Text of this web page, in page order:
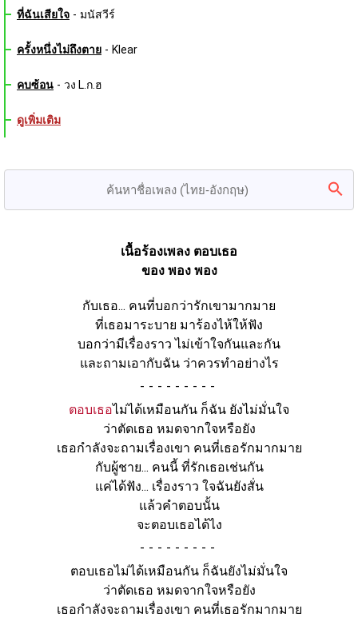
ที่ฉันเสียใจ - มนัสวีร์
ครั้งหนึ่งไม่ถึงตาย - Klear
คบซ้อน - วง L.ก.ฮ
ดูเพิ่มเติม
เนื้อร้องเพลง ตอบเธอ
ของ พอง พอง
กับเธอ... คนที่บอกว่ารักเขามากมาย
ที่เธอมาระบาย มาร้องไห้ให้ฟัง
บอกว่ามีเรื่องราว ไม่เข้าใจกันและกัน
และถามเอากับฉัน ว่าควรทำอย่างไร
-
ตอบเธอไม่ได้เหมือนกัน ก็ฉัน ยังไม่มั่นใจ
ว่าตัดเธอ หมดจากใจหรือยัง
เธอกำลังจะถามเรื่องเขา คนที่เธอรักมากมาย
กับผู้ชาย... คนนี้ ที่รักเธอเช่นกัน
แค่ได้ฟัง... เรื่องราว ใจฉันยังสั่น
แล้วคำตอบนั้น
จะตอบเธอได้ไง
-
ตอบเธอไม่ได้เหมือนกัน ก็ฉันยังไม่มั่นใจ
ว่าตัดเธอ หมดจากใจหรือยัง
เธอกำลังจะถามเรื่องเขา คนที่เธอรักมากมาย